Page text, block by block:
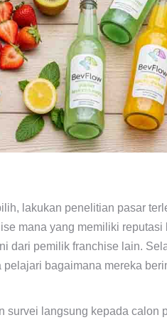
lakukan penelitian pasar
mana yang memiliki reputasi
dari pemilik franchise lain.
bagaimana mereka
survei langsung kepada calon